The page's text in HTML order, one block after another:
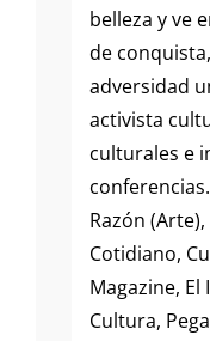
belleza y ve
de
adversidad
activista
culturales e
Razón
Cotidiano,
Magazine,
Cultura,